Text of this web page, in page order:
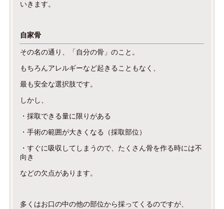
いきます。
自家骨
その名の通り、「自分の骨」のこと。
もちろんアレルギーなど起きることもなく、
最も安全な選択肢です。
しかし、
・採取できる量に限りがある
・手術の範囲が大きくなる（採取部位）
・すぐに吸収してしまうので、たくさん骨を作る時には不
向き
などの欠点があります。
多くはお口の中の他の部位から採ってくるのですが、